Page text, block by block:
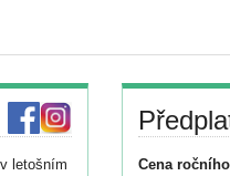
letošním
Cena